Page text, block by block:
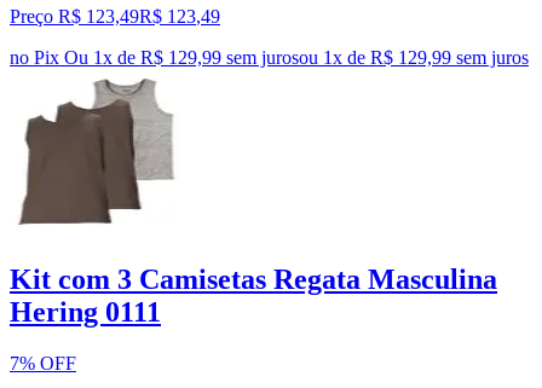
Preço R$ 123,49R$ 123,49
no Pix Ou 1x de R$ 129,99 sem jurosou 1x de R$ 129,99 sem juros
Kit com 3 Camisetas Regata Masculina
Hering 0111
7% OFF